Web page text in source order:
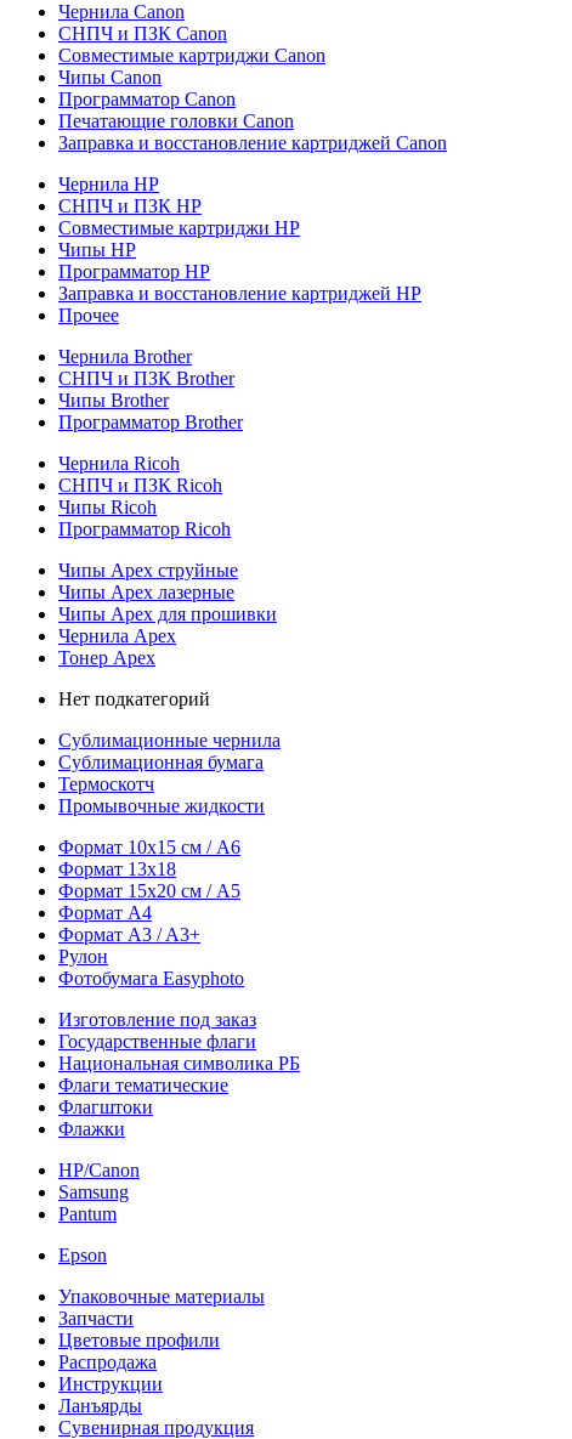
Чернила Canon
СНПЧ и ПЗК Canon
Совместимые картриджи Canon
Чипы Canon
Программатор Canon
Печатающие головки Canon
Заправка и восстановление картриджей Canon
Чернила HP
СНПЧ и ПЗК HP
Совместимые картриджи HP
Чипы HP
Программатор HP
Заправка и восстановление картриджей HP
Прочее
Чернила Brother
СНПЧ и ПЗК Brother
Чипы Brother
Программатор Brother
Чернила Ricoh
СНПЧ и ПЗК Ricoh
Чипы Ricoh
Программатор Ricoh
Чипы Apex струйные
Чипы Apex лазерные
Чипы Apex для прошивки
Чернила Apex
Тонер Apex
Нет подкатегорий
Сублимационные чернила
Сублимационная бумага
Термоскотч
Промывочные жидкости
Формат 10х15 см / A6
Формат 13х18
Формат 15х20 см / A5
Формат А4
Формат A3 / A3+
Рулон
Фотобумага Easyphoto
Изготовление под заказ
Государственные флаги
Национальная символика РБ
Флаги тематические
Флагштоки
Флажки
HP/Canon
Samsung
Pantum
Epson
Упаковочные материалы
Запчасти
Цветовые профили
Распродажа
Инструкции
Ланъярды
Сувенирная продукция